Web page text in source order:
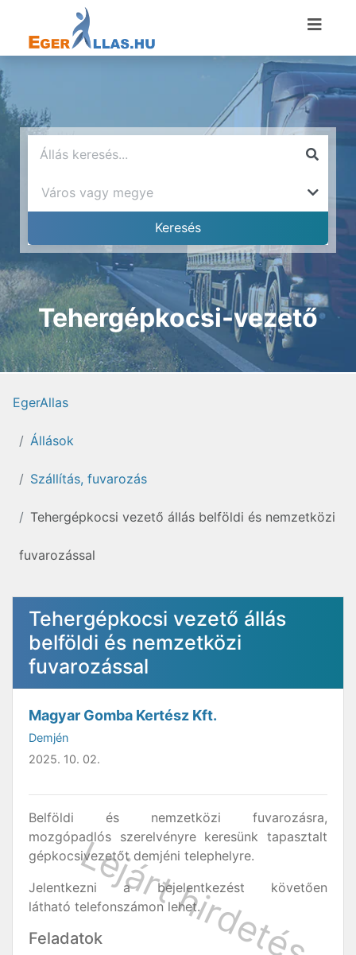
Tehergépkocsi-vezető
EgerAllas
Állások
Szállítás, fuvarozás
Tehergépkocsi vezető állás belföldi és nemzetközi
fuvarozással
Tehergépkocsi vezető állás
belföldi és nemzetközi
fuvarozással
Magyar Gomba Kertész Kft.
Demjén
2025. 10. 02.
Belföldi és nemzetközi fuvarozásra,
mozgópadlós szerelvényre keresünk tapasztalt
gépkocsivezetőt demjéni telephelyre.
Jelentkezni a bejelentkezést követően
látható telefonszámon lehet.
Feladatok